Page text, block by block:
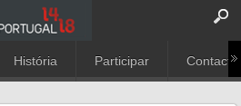
História Participar